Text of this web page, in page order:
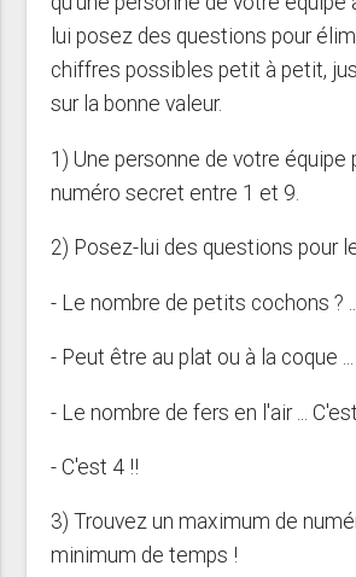
lui posez des questions pour
chiffres possibles petit à petit,
sur la bonne valeur.
1) Une personne de votre équipe
numéro secret entre 1 et 9.
2) Posez-lui des questions pour
- Le nombre de petits cochons ?
- Peut être au plat ou à la coque
- Le nombre de fers en l'air ...
- C'est 4 !!
3) Trouvez un maximum de
minimum de temps !